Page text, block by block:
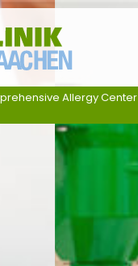
Allergy Center